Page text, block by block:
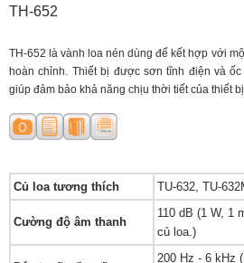
TH-652
TH-652 là vành loa nén dùng để kết hợp với
hoàn chỉnh. Thiết bị được sơn tĩnh điện và
giúp đảm bảo khả năng chịu thời tiết của thiết
Củ loa tương thích TU-632, TU-
Cường độ âm thanh
110 dB (1 W, 1
củ loa.)
200 Hz - 6 kHz